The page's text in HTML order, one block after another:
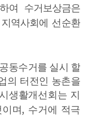
여 수거보상금은
역사회에
선순환
동수거를 실시 할
의 터전인 농촌을
생활개선회는 지
며, 수거에
적극